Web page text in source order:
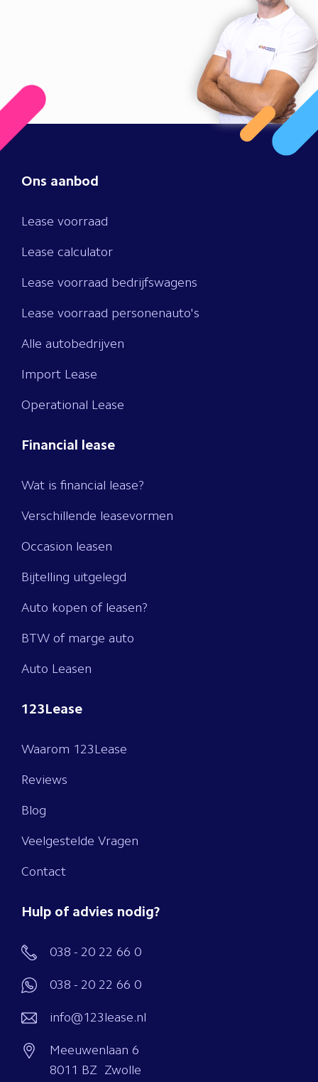
Ons aanbod
Lease voorraad
Lease calculator
Lease voorraad bedrijfswagens
Lease voorraad personenauto's
Alle autobedrijven
Import Lease
Operational Lease
Financial lease
Wat is financial lease?
Verschillende leasevormen
Occasion leasen
Bijtelling uitgelegd
Auto kopen of leasen?
BTW of marge auto
Auto Leasen
123Lease
Waarom 123Lease
Reviews
Blog
Veelgestelde Vragen
Contact
Hulp of advies nodig?
038 - 20 22 66 0
038 - 20 22 66 0
info@123lease.nl
Meeuwenlaan 6
8011 BZ Zwolle